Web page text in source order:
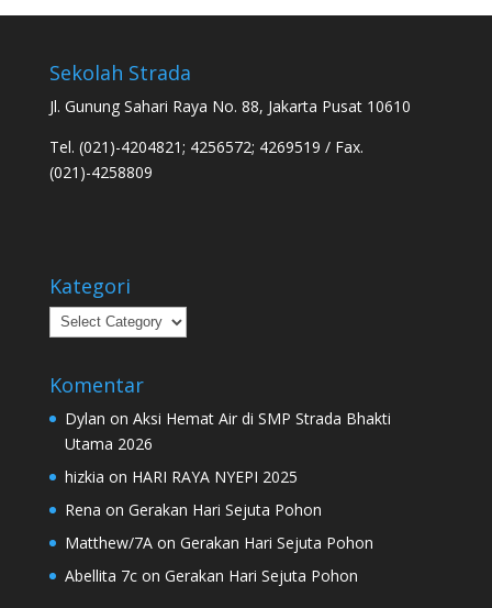
Sekolah Strada
Jl. Gunung Sahari Raya No. 88, Jakarta Pusat 10610
Tel. (021)-4204821; 4256572; 4269519 / Fax.
(021)-4258809
Kategori
Kategori
Komentar
Dylan on Aksi Hemat Air di SMP Strada Bhakti
Utama 2026
hizkia on HARI RAYA NYEPI 2025
Rena on Gerakan Hari Sejuta Pohon
Matthew/7Aon Gerakan Hari Sejuta Pohon
Abellita 7con Gerakan Hari Sejuta Pohon